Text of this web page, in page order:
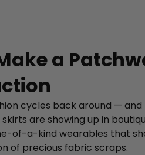
a
cycles back around —
are showing up in
of-a-kind wearables that
of precious fabric scraps.